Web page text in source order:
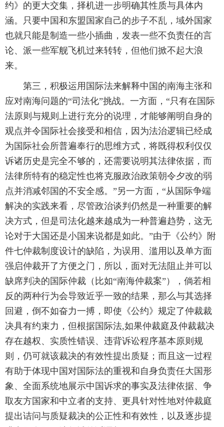
约》的更大交集，择机进一步明确其性质与具体内
涵。只要中国和东盟国家自己的步子不乱，域外国家
也就只能是制造一些小插曲，发表一些不负责任的言
论、派一些军舰飞机过来转转，但他们掀不起大浪
来。
第三，积极运用国际法来解释中国的南海主张和
应对南海问题的“司法化”挑战。一方面，“只有在国际
法原则与规则上进行充分的说理，才能够阐明自身的
观点并令国际社会接受和相信，因为法治逻辑已经成
为国际社会所普遍奉行的思维方式，将既得权利仅仅
诉诸历史是完全不够的，还需要说明其法律依据，而
法律所特有的稳定性也将克服政治政策朝令夕改的弱
点并消减邻国的不安全感。”另一方面，“从国际争端
解决的实践来看，尽管政治谈判仍然是一种重要的解
决方式，但是司法化越来越成为一种普遍趋势，这无
论对于大国还是小国来说都是如此。”由于《公约》附
件七仲裁制度设计的缺陷，为误用、滥用以及单方面
强启仲裁开了方便之门，所以，面对无法阻止并可以
缺席判决的国际仲裁（比如“南海仲裁案”），倘若相
反的两种行为会导致近乎一致的结果，那么与其选择
回避，倒不如奋力一搏，即使《公约》规定了仲裁裁
决具有约束力，但根据国际法,如果仲裁庭及仲裁裁决
存在越权、实质性错误、违背诉讼程序基本原则规
则，仍可就该裁决的有效性提出质疑；而且这一过程
有助于体现中国对国际法的重视和自身负责任大国形
象、全面系统地展示中国诉求的事实及法律依据、争
取友方国家和中立者的支持、更具针对性地对仲裁庭
提出诘问与质疑裁决的公正性和有效性，以及逐步提